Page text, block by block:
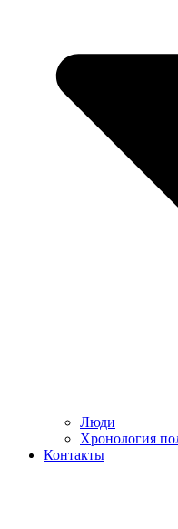
Люди
Хронология
Контакты